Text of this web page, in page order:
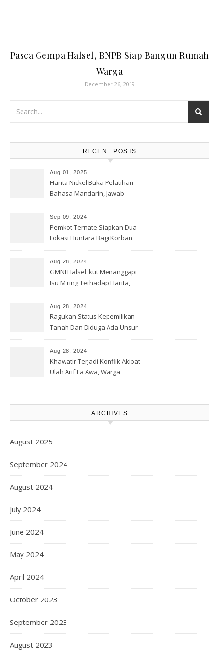
Pasca Gempa Halsel, BNPB Siap Bangun Rumah
Warga
December 26, 2019
RECENT POSTS
Aug 01, 2025
Harita Nickel Buka Pelatihan
Bahasa Mandarin, Jawab
Sep 09, 2024
Pemkot Ternate Siapkan Dua
Lokasi Huntara Bagi Korban
Aug 28, 2024
GMNI Halsel Ikut Menanggapi
Isu Miring Terhadap Harita,
Lahan Warga
Aug 28, 2024
Ragukan Status Kepemilikan
Tanah Dan Diduga Ada Unsur
Korporasi Harita, GPM Halsel
Minta Polres Panggil Dan
Tetapkan Bapak Arif La Awa
Aug 28, 2024
Khawatir Terjadi Konflik Akibat
Ulah Arif La Awa, Warga
ARCHIVES
August 2025
September 2024
August 2024
July 2024
June 2024
May 2024
April 2024
October 2023
September 2023
August 2023